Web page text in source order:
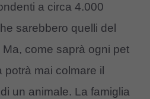
a circa 4.000
sarebbero quelli del
Ma, come saprà ogni pet
mai colmare il
un animale. La famiglia